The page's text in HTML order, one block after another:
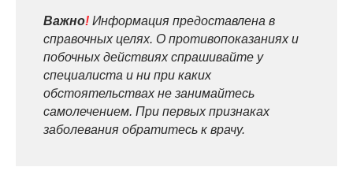
Важно! Информация предоставлена в
справочных целях. О противопоказаниях и
побочных действиях спрашивайте у
специалиста и ни при каких
обстоятельствах не занимайтесь
самолечением. При первых признаках
заболевания обратитесь к врачу.